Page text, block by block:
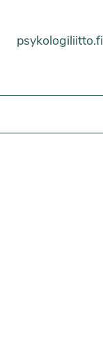
psykologiliitto.fi